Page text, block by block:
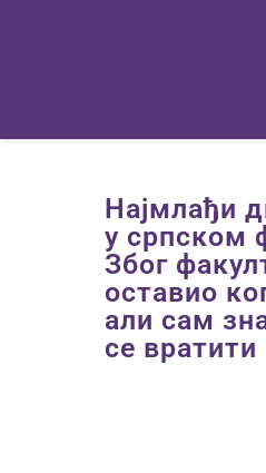
ПРОДАВНИЦА
КОНТАКТ
Најмлађи
у српском
Због
оставио
али сам
се вратити